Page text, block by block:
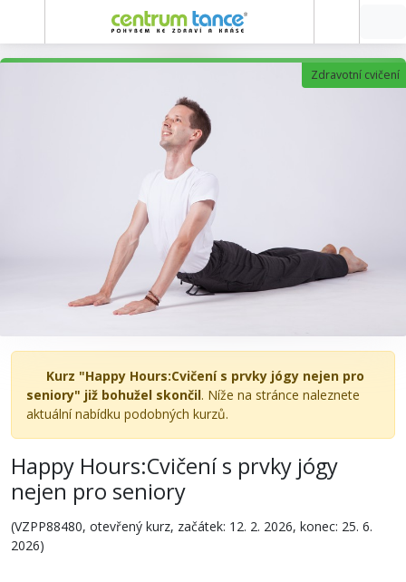
Zdravotní cvičení
Kurz "Happy Hours:Cvičení s prvky jógy nejen pro
seniory" již bohužel skončil. Níže na stránce naleznete
aktuální nabídku podobných kurzů.
Happy Hours:Cvičení s prvky jógy
nejen pro seniory
(VZPP88480, otevřený kurz, začátek: 12. 2. 2026, konec: 25. 6.
2026)